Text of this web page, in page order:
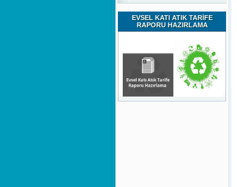
EVSEL KATI ATIK TARİFE
RAPORU HAZIRLAMA